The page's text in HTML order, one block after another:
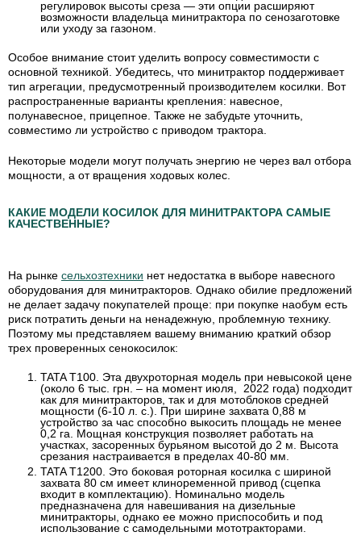
регулировок высоты среза — эти опции расширяют
возможности владельца минитрактора по сенозаготовке
или уходу за газоном.
Особое внимание стоит уделить вопросу совместимости с
основной техникой. Убедитесь, что минитрактор поддерживает
тип агрегации, предусмотренный производителем косилки. Вот
распространенные варианты крепления: навесное,
полунавесное, прицепное. Также не забудьте уточнить,
совместимо ли устройство с приводом трактора.
Некоторые модели могут получать энергию не через вал отбора
мощности, а от вращения ходовых колес.
КАКИЕ МОДЕЛИ КОСИЛОК ДЛЯ МИНИТРАКТОРА САМЫЕ
КАЧЕСТВЕННЫЕ?
На рынке сельхозтехники нет недостатка в выборе навесного
оборудования для минитракторов. Однако обилие предложений
не делает задачу покупателей проще: при покупке наобум есть
риск потратить деньги на ненадежную, проблемную технику.
Поэтому мы представляем вашему вниманию краткий обзор
трех проверенных сенокосилок:
TATA T100 . Эта двухроторная модель при невысокой цене
(около 6 тыс. грн. – на момент июля, 2022 года) подходит
как для минитракторов, так и для мотоблоков средней
мощности (6-10 л. с.). При ширине захвата 0,88 м
устройство за час способно выкосить площадь не менее
0,2 га. Мощная конструкция позволяет работать на
участках, засоренных бурьяном высотой до 2 м. Высота
срезания настраивается в пределах 40-80 мм.
TATA Т1200 . Это боковая роторная косилка с шириной
захвата 80 см имеет клиноременной привод (сцепка
входит в комплектацию). Номинально модель
предназначена для навешивания на дизельные
минитракторы, однако ее можно приспособить и под
использование с самодельными мототракторами.